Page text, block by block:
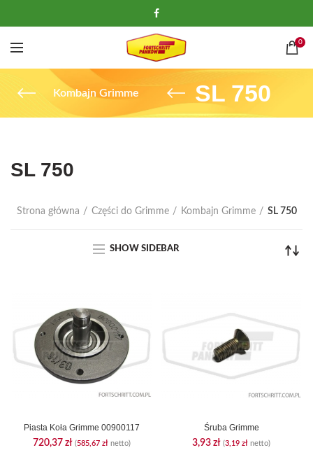
0
Kombajn Grimme SL 750
SL 750
Strona główna Części do Grimme Kombajn Grimme SL 750
SHOW SIDEBAR
Piasta Koła Grimme 00900117
720,37 zł (585,67 zł netto)
Śruba Grimme
3,93 zł (3,19 zł netto)